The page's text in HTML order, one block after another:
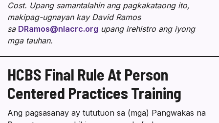
Cost. Upang samantalahin ang pagkakataong ito,
makipag-ugnayan kay David Ramos
sa DRamos@nlacrc.org upang irehistro ang iyong
mga tauhan.
HCBS Final Rule At Person
Centered Practices Training
Ang pagsasanay ay tututuon sa (mga) Pangwakas na